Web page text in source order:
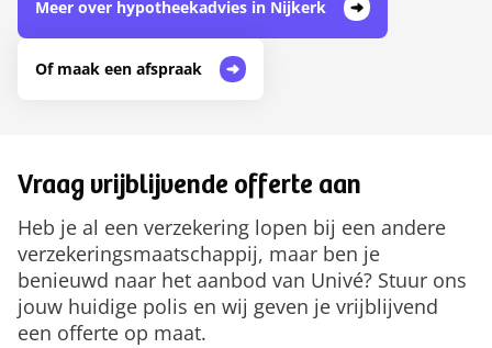
Meer over hypotheekadvies in Nijkerk
Of maak een afspraak
Vraag vrijblijvende offerte aan
Heb je al een verzekering lopen bij een andere
verzekeringsmaatschappij, maar ben je
benieuwd naar het aanbod van Univé? Stuur ons
jouw huidige polis en wij geven je vrijblijvend
een offerte op maat.